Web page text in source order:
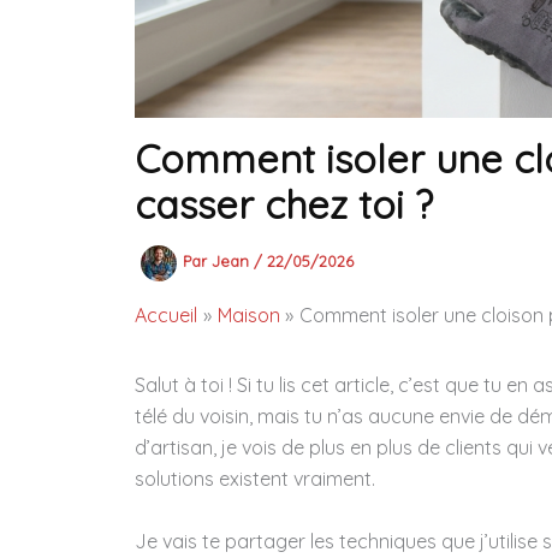
Comment isoler une
casser chez toi ?
ParJean / 22/05/2026
Accueil Maison Comment isoler une
Salut à toi ! Si tu lis cet article, c’est que tu en
télé du voisin, mais tu n’as aucune envie de
d’artisan, je vois de plus en plus de clients qui
solutions existent vraiment.
Je vais te partager les techniques que j’utilise